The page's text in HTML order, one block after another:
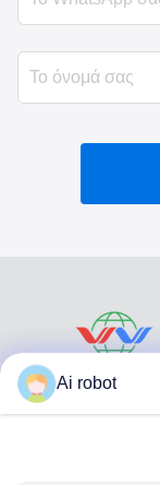
Ai robot